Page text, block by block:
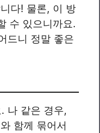
다! 물론, 이 방
수 있으니까요.
드니 정말 좋은
나 같은 경우,
함께 묶어서